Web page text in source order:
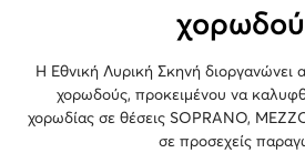
Η Εθνική Λυρική Σκηνή διοργανώνει
χορωδούς, προκειμένου να
χορωδίας σε θέσεις SOPRANO,
σε προσεχείς